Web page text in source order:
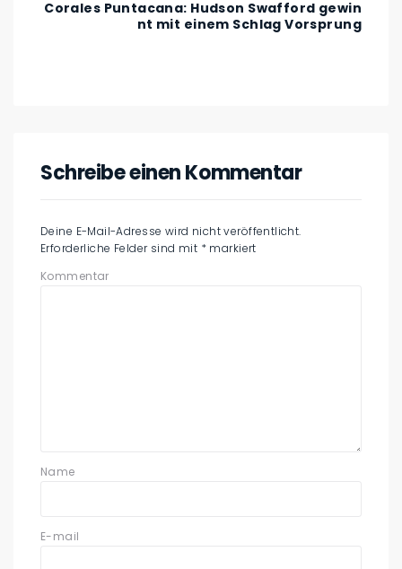
Corales Puntacana: Hudson Swafford gewin
nt mit einem Schlag Vorsprung
Schreibe einen Kommentar
Deine E-Mail-Adresse wird nicht veröffentlicht.
Erforderliche Felder sind mit * markiert
Kommentar
Name
E-mail